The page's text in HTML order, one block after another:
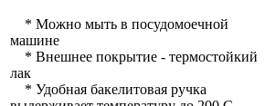
* Можно мыть в посудомоечной
машине
* Внешнее покрытие - термостойкий
лак
* Удобная бакелитовая ручка